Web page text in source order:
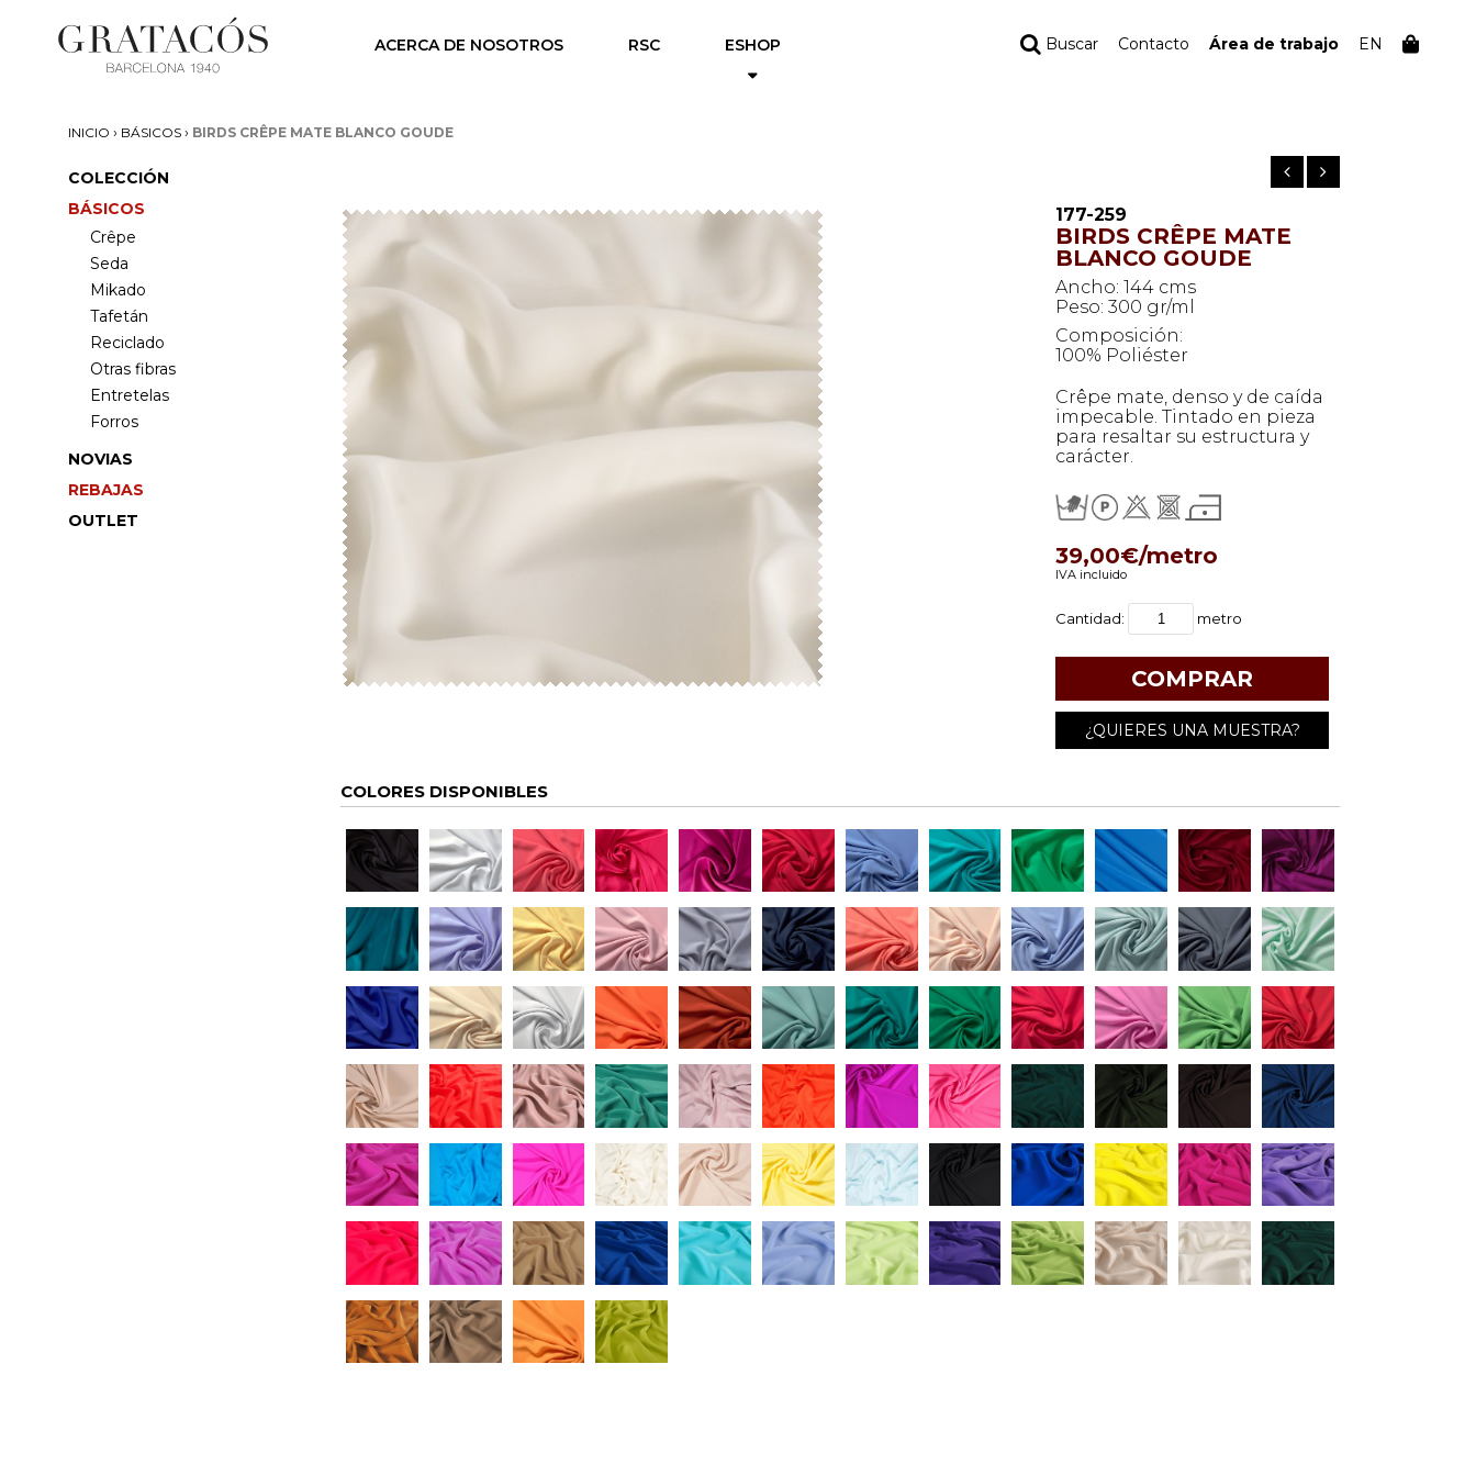
ACERCA DE NOSOTROS RSC ESHOP Buscar Contacto Área de trabajo EN
INICIO › BÁSICOS › BIRDS CRÊPE MATE BLANCO GOUDE
COLECCIÓN
BÁSICOS
Crêpe
Seda
Mikado
Tafetán
Reciclado
Otras fibras
Entretelas
Forros
NOVIAS
REBAJAS
OUTLET
177-259
BIRDS CRÊPE MATE
BLANCO GOUDE
Ancho: 144 cms
Peso: 300 gr/ml
Composición:
100% Poliéster
Crêpe mate, denso y de caída
impecable. Tintado en pieza
para resaltar su estructura y
carácter.
39,00€/metro
IVA incluido
Cantidad: metro
¿QUIERES UNA MUESTRA?
COLORES DISPONIBLES